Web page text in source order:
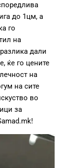
до 1цм, а
го
на
дали
ќе го цените
на
на сите
во
за